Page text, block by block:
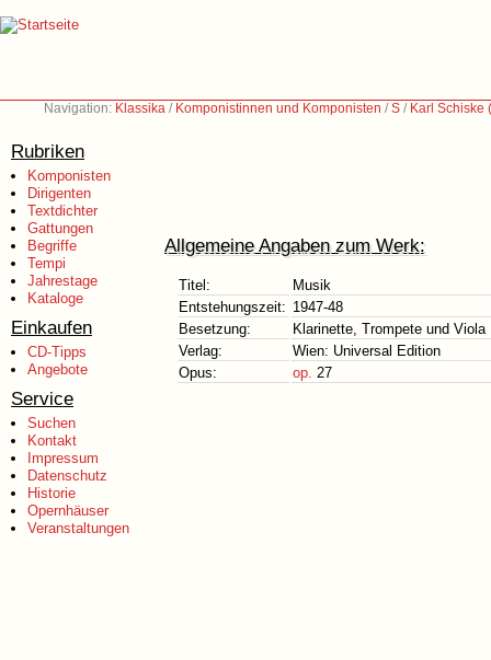
Navigation: Klassika / Komponistinnen und Komponisten /S / Karl Schiske
Rubriken
Komponisten
Dirigenten
Textdichter
Gattungen
Begriffe
Tempi
Jahrestage
Kataloge
Einkaufen
CD-Tipps
Angebote
Service
Suchen
Kontakt
Impressum
Datenschutz
Historie
Opernhäuser
Veranstaltungen
Allgemeine Angaben zum Werk:
Titel:
Musik
Entstehungszeit: 1947-48
Besetzung:
Klarinette, Trompete und Viola
Verlag:
Wien: Universal Edition
Opus:
op. 27